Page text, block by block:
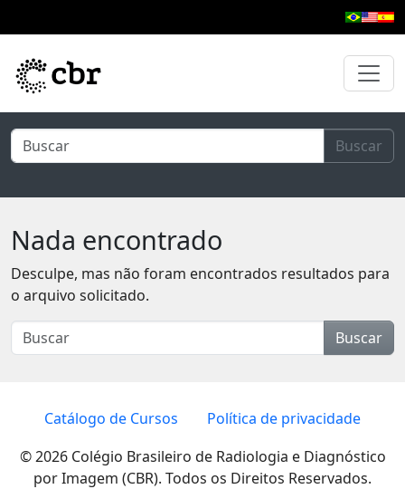
Buscar
Nada encontrado
Desculpe, mas não foram encontrados resultados para
o arquivo solicitado.
Buscar
Catálogo de Cursos
Política de privacidade
© 2026 Colégio Brasileiro de Radiologia e Diagnóstico
por Imagem (CBR). Todos os Direitos Reservados.